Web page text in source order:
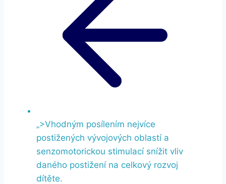
„>Vhodným posílením nejvíce
postižených vývojových oblastí a
senzomotorickou stimulací snížit vliv
daného postižení na celkový rozvoj
dítěte.